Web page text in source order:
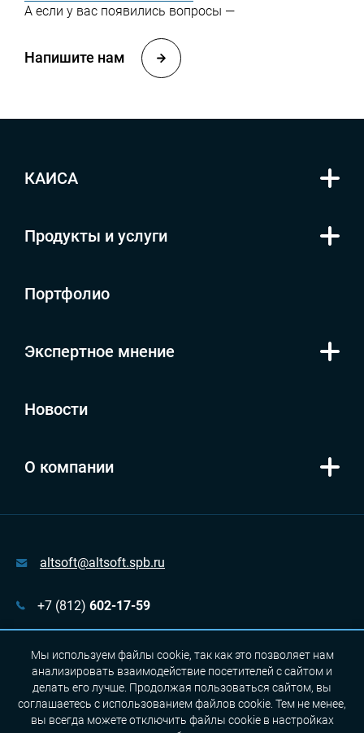
А если у вас появились вопросы —
Напишите нам
КАИСА
Продукты и услуги
Портфолио
Экспертное мнение
Новости
О компании
altsoft@altsoft.spb.ru
+7 (812) 602-17-59
г. Санкт-Петербург, пр. Медиков, д. 5, оф. 337
Сделано с 💙 в Альт-Софт
Мы используем файлы cookie, так как это позволяет нам
анализировать взаимодействие посетителей с сайтом и
делать его лучше. Продолжая пользоваться сайтом, вы
соглашаетесь с использованием файлов cookie. Тем не менее,
вы всегда можете отключить файлы cookie в настройках